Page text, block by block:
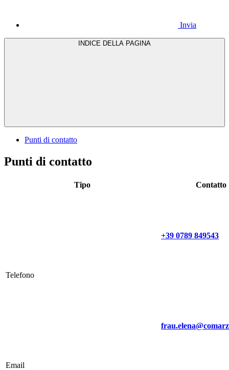
Invia
Punti di contatto
Punti di contatto
Tipo Contatto
Telefono
+39 0789 849543
Email